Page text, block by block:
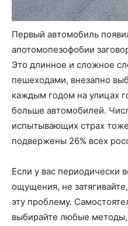
Первый автомобиль
апотомопезофобии
Это длинное и сложное
пешеходами, внезапно
каждым годом на улицах
больше автомобилей.
испытывающих страх
подвержены 26% всех
Если у вас периодически
ощущения, не
эту проблему.
выбирайте любые методы,